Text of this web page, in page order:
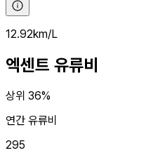
12.92km/L
엑센트 유류비
상위 36%
연간 유류비
295